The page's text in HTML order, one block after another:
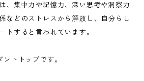
、集中力や記憶力、深い思考や洞察力
などのストレスから解放し、自分らし
トすると言われています。
トトップです。